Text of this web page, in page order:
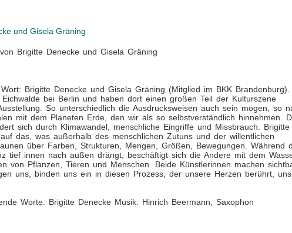
und Gisela Gräning
Brigitte Denecke und Gisela Gräning
Brigitte Denecke und Gisela Gräning (Mitglied im BKK Brandenburg).
bei Berlin und haben dort einen großen Teil der Kulturszene
So unterschiedlich die Ausdrucksweisen auch sein mögen, so
mit dem Planeten Erde, den wir als so selbstverständlich hinnehmen.
sich durch Klimawandel, menschliche Eingriffe und Missbrauch. Brigitte
das, was außerhalb des menschlichen Zutuns und der willentlichen
über Farben, Strukturen, Mengen, Größen, Bewegungen. Während
tief innen nach außen drängt, beschäftigt sich die Andere mit dem
von Pflanzen, Tieren und Menschen. Beide Künstlerinnen machen
uns, binden uns ein in diesen Prozess, der unsere Herzen berührt, uns
Worte: Brigitte Denecke Musik: Hinrich Beermann, Saxophon